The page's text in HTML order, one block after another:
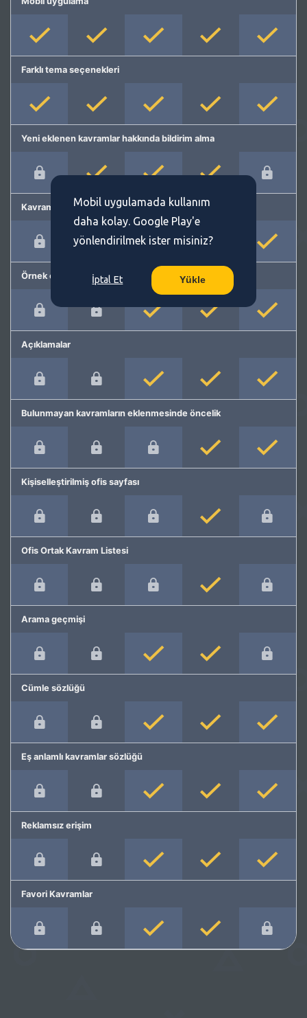
Farklı tema seçenekleri
Yeni eklenen kavramlar hakkında bildirim alma
Kavram önerme
Örnek cümleler
Açıklamalar
Bulunmayan kavramların eklenmesinde öncelik
Kişiselleştirilmiş ofis sayfası
Ofis Ortak Kavram Listesi
Arama geçmişi
Cümle sözlüğü
Eş anlamlı kavramlar sözlüğü
Reklamsız erişim
Favori Kavramlar
Mobil uygulamada kullanım
daha kolay. Google Play'e
yönlendirilmek ister misiniz?
İptal Et Yükle